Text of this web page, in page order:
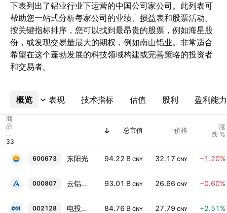
下表列出了铝业行业下运营的中国公司家公司。此列表可
帮助您一站式分析每家公司的业绩、损益表和股票活动。
按关键指标排序，您可以找到最昂贵的股票，例如海星股
份，或发现交易量最大的期权，例如南山铝业。非常适合
希望在这个蓬勃发展的科技领域构建或完善策略的投资者
和交易者。
概览 表现 技术指标 估值 股利 盈利能力
更多
商
品
代
码
总市值 价格
涨
跌 %
600673 东阳光 94.22 B CNY 32.17 CNY −1.20%
000807 云铝股份 93.01 B CNY 26.66 CNY −0.60%
002128 电投能源 84.76 B CNY 27.79 CNY +2.51%